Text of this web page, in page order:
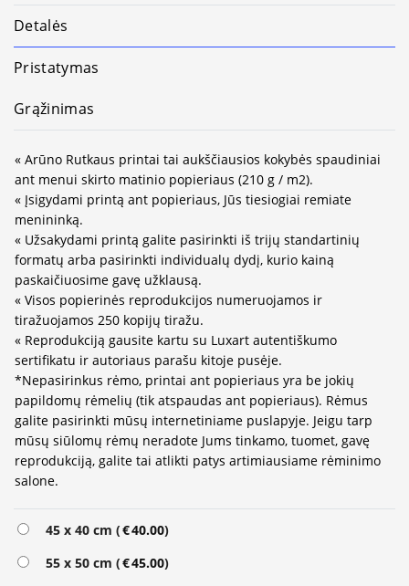
Detalės
Pristatymas
Grąžinimas
« Arūno Rutkaus printai tai aukščiausios kokybės spaudiniai
ant menui skirto matinio popieriaus (210 g / m2).
« Įsigydami printą ant popieriaus, Jūs tiesiogiai remiate
menininką.
« Užsakydami printą galite pasirinkti iš trijų standartinių
formatų arba pasirinkti individualų dydį, kurio kainą
paskaičiuosime gavę užklausą.
« Visos popierinės reprodukcijos numeruojamos ir
tiražuojamos 250 kopijų tiražu.
« Reprodukciją gausite kartu su Luxart autentiškumo
sertifikatu ir autoriaus parašu kitoje pusėje.
*Nepasirinkus rėmo, printai ant popieriaus yra be jokių
papildomų rėmelių (tik atspaudas ant popieriaus). Rėmus
galite pasirinkti mūsų internetiniame puslapyje. Jeigu tarp
mūsų siūlomų rėmų neradote Jums tinkamo, tuomet, gavę
reprodukciją, galite tai atlikti patys artimiausiame rėminimo
salone.
45 x 40 cm (€40.00)
55 x 50 cm (€45.00)
Alternative: